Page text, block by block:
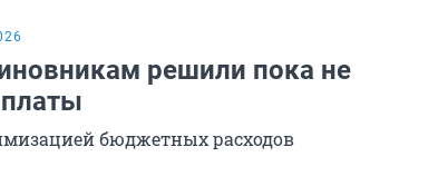
решили пока не
бюджетных расходов